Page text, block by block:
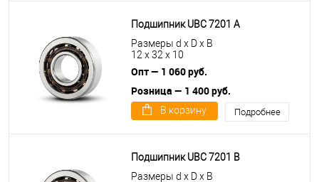
Подшипник UBC 7201 A
Размеры d x D x B
12 x 32 x 10
Опт — 1 060 руб.
Розница — 1 400 руб.
В корзину Подробнее
Подшипник UBC 7201 B
Размеры d x D x B